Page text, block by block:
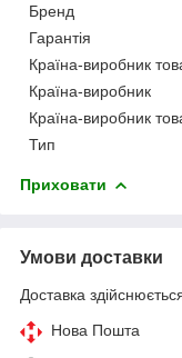
Бренд
Гарантія
Країна-виробник
Країна-виробник
Країна-виробник
Тип
Приховати
Умови доставки
Доставка
Нова Пошта